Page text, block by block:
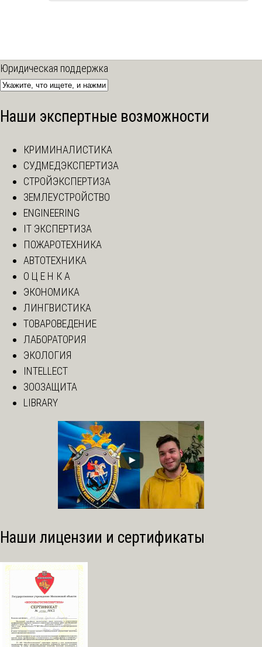
Юридическая поддержка
Наши экспертные возможности
КРИМИНАЛИСТИКА
СУДМЕДЭКСПЕРТИЗА
СТРОЙЭКСПЕРТИЗА
ЗЕМЛЕУСТРОЙСТВО
ENGINEERING
IT ЭКСПЕРТИЗА
ПОЖАРОТЕХНИКА
АВТОТЕХНИКА
О Ц Е Н К А
ЭКОНОМИКА
ЛИНГВИСТИКА
ТОВАРОВЕДЕНИЕ
ЛАБОРАТОРИЯ
ЭКОЛОГИЯ
INTELLECT
ЗООЗАЩИТА
LIBRARY
Наши лицензии и сертификаты